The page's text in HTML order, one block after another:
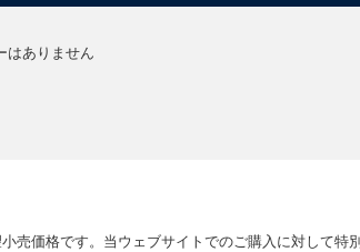
はありません
売価格です。当ウェブサイトでのご購入に対して特